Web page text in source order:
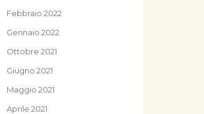
Febbraio 2022
Gennaio 2022
Ottobre 2021
Giugno 2021
Maggio 2021
Aprile 2021